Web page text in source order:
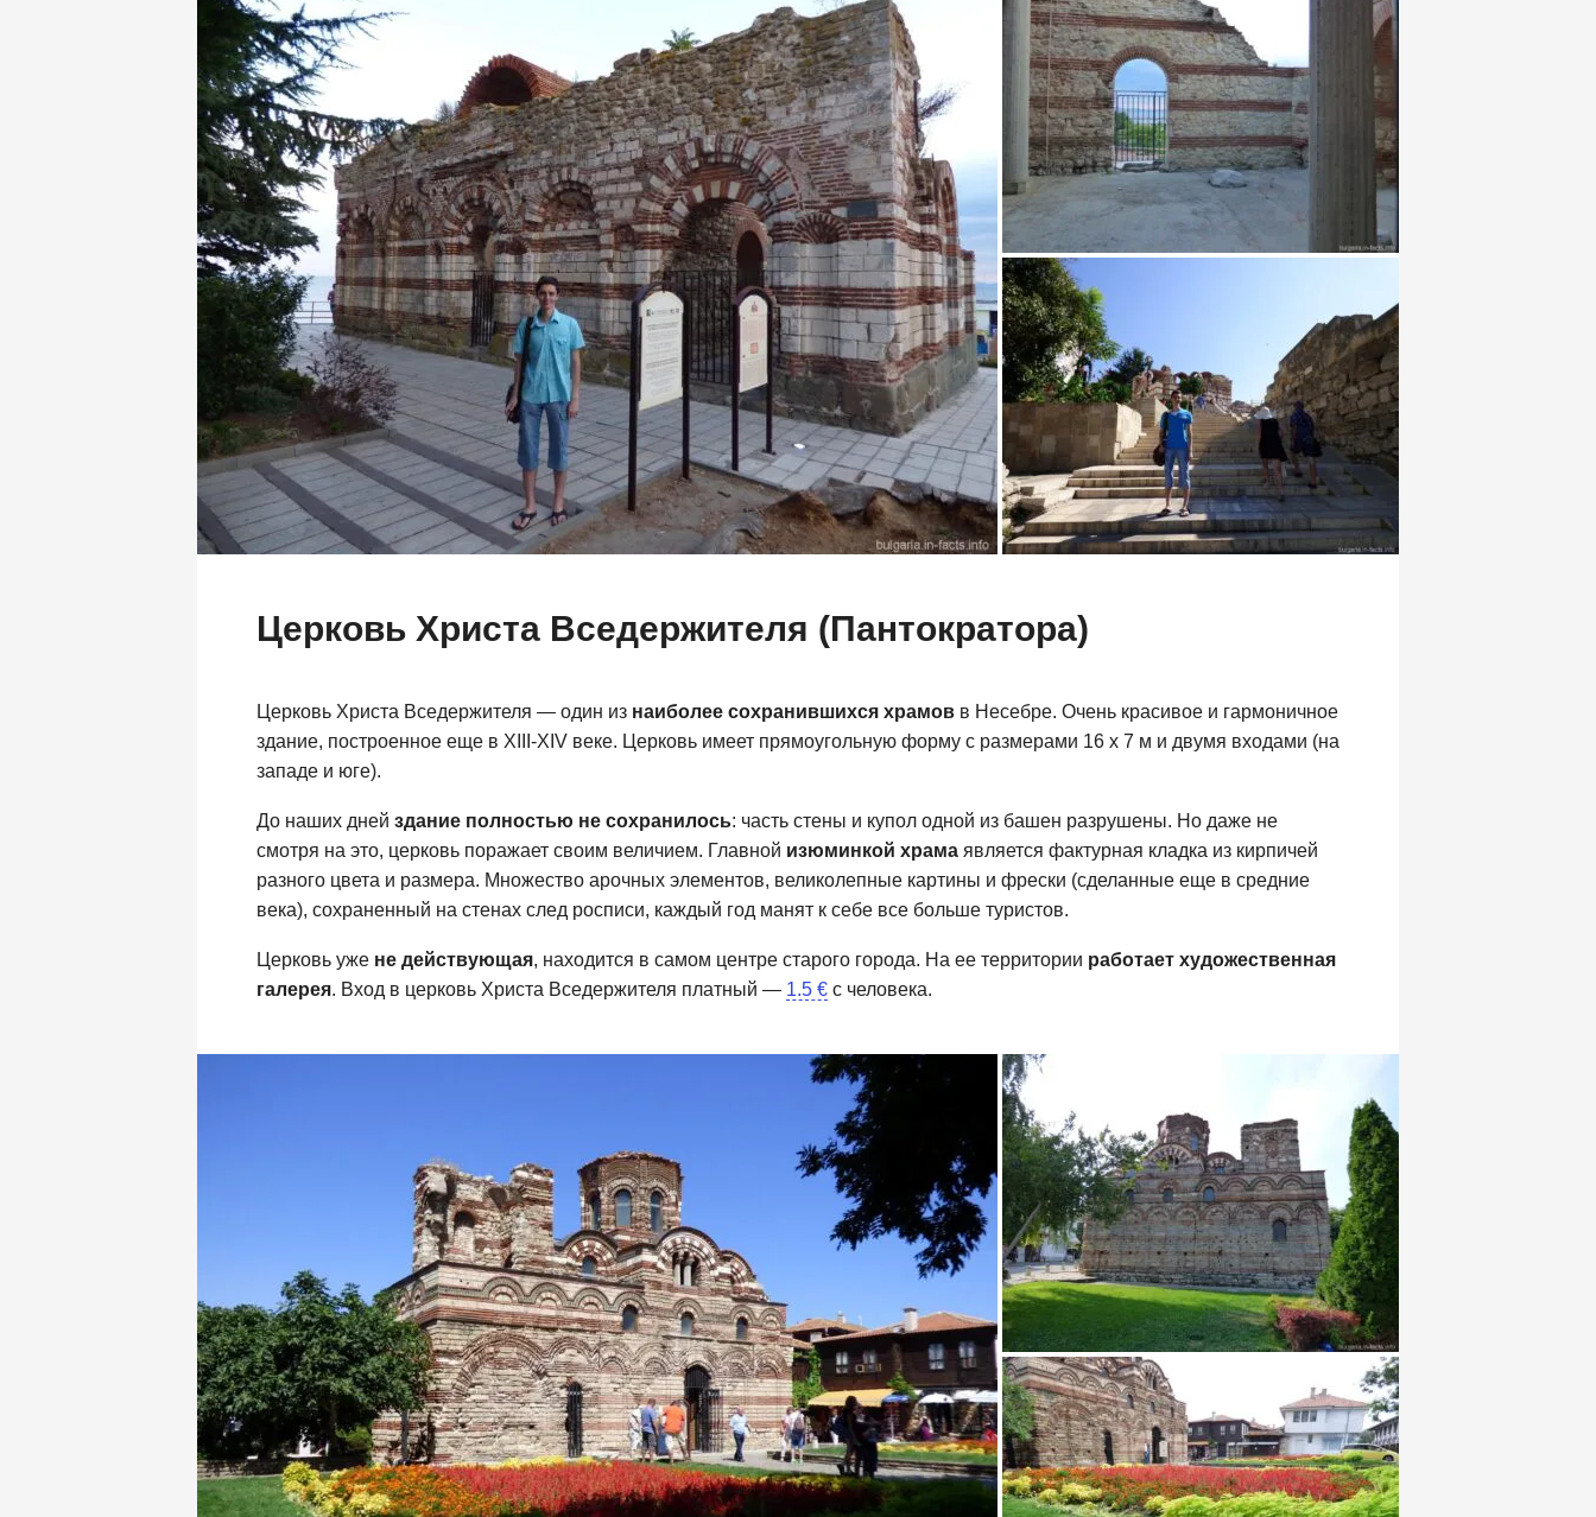
Церковь построена в южной части старого Несебра. Именно ее изящную красоту видели заморские
корабли, когда заходили в порт
Внутри еще можно увидеть четыре колоны, которые
поддерживали высокий узкий купол церкви
Наипростейший путь к церкви Святого Иоанна
Алитургетоса — пройти мимо порта, повернув
налево к амфитеатру
Церковь Христа Вседержителя (Пантократора)
Церковь Христа Вседержителя — один из наиболее сохранившихся храмов в Несебре. Очень красивое и гармоничное
здание, построенное еще в XIII-XIV веке. Церковь имеет прямоугольную форму с размерами 16 х 7 м и двумя входами (на
западе и юге).
До наших дней здание полностью не сохранилось: часть стены и купол одной из башен разрушены. Но даже не
смотря на это, церковь поражает своим величием. Главной изюминкой храма является фактурная кладка из кирпичей
разного цвета и размера. Множество арочных элементов, великолепные картины и фрески (сделанные еще в средние
века), сохраненный на стенах след росписи, каждый год манят к себе все больше туристов.
Церковь уже не действующая, находится в самом центре старого города. На ее территории работает художественная
галерея. Вход в церковь Христа Вседержителя платный — 1.5 € с человека.